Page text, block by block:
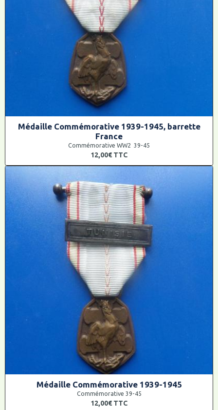
Médaille Commémorative 1939-1945, barrette
France
Commémorative WW2 39-45
12,00€ TTC
Médaille Commémorative 1939-1945
Commémorative 39-45
12,00€ TTC